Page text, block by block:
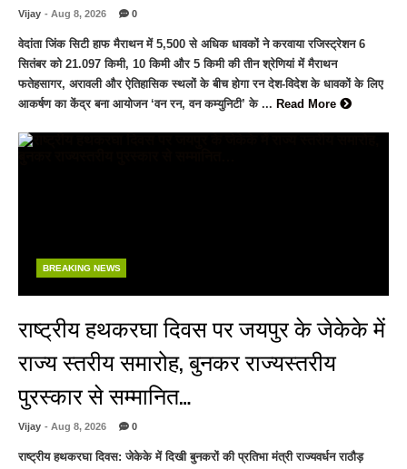
Vijay - Aug 8, 2026 0
वेदांता जिंक सिटी हाफ मैराथन में 5,500 से अधिक धावकों ने करवाया रजिस्ट्रेशन 6
सितंबर को 21.097 किमी, 10 किमी और 5 किमी की तीन श्रेणियां में मैराथन
फतेहसागर, अरावली और ऐतिहासिक स्थलों के बीच होगा रन देश-विदेश के धावकों के लिए
आकर्षण का केंद्र बना आयोजन ‘वन रन, वन कम्युनिटी’ के ... Read More
BREAKING NEWS
राष्ट्रीय हथकरघा दिवस पर जयपुर के जेकेके में
राज्य स्तरीय समारोह, बुनकर राज्यस्तरीय
पुरस्कार से सम्मानित…
Vijay - Aug 8, 2026 0
राष्ट्रीय हथकरघा दिवस: जेकेके में दिखी बुनकरों की प्रतिभा मंत्री राज्यवर्धन राठौड़